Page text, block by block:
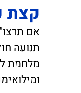
קצת
אם
מלחמת